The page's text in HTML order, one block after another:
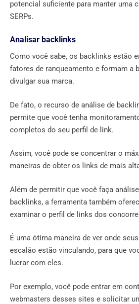
potencial suficiente para manter uma
SERPs.
Analisar backlinks
Como você sabe, os backlinks estão
fatores de ranqueamento e formam a
divulgar sua marca.
De fato, o recurso de análise de
permite que você tenha
completos do seu perfil de link.
Assim, você pode se concentrar o
maneiras de obter os links de mais
Além de permitir que você faça
backlinks, a ferramenta também
examinar o perfil de links dos
É uma ótima maneira de ver onde
escalão estão vinculando, para que
lucrar com eles.
Por exemplo, você pode entrar em
webmasters desses sites e solicitar